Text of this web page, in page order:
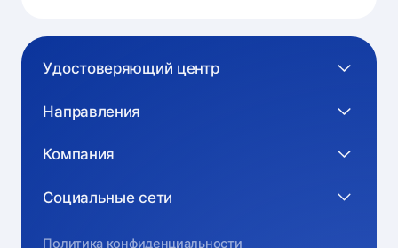
Удостоверяющий центр
Направления
Компания
Социальные сети
Политика конфиденциальности